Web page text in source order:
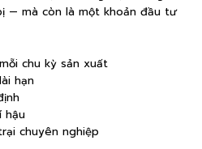
— mà còn là một khoản đầu tư
chu kỳ sản xuất
hạn
hậu
chuyên nghiệp